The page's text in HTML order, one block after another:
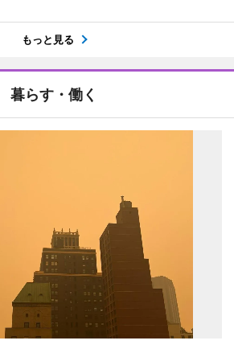
もっと見る
暮らす・働く